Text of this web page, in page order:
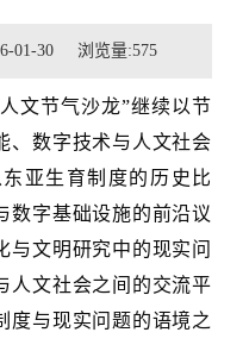
联系我们
学生
校友
01-30 浏览量:575
文节气沙龙”继续以节
、数字技术与人文社会
亚生育制度的历史比
数字基础设施的前沿议
与文明研究中的现实问
人文社会之间的交流平
度与现实问题的语境之